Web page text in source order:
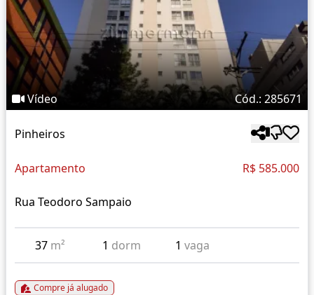
Vídeo Cód.: 285671
Pinheiros
Apartamento R$ 585.000
Rua Teodoro Sampaio
37 m² 1 dorm 1vaga
Compre já alugado